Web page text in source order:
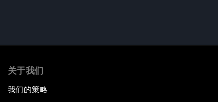
关于我们
我们的策略